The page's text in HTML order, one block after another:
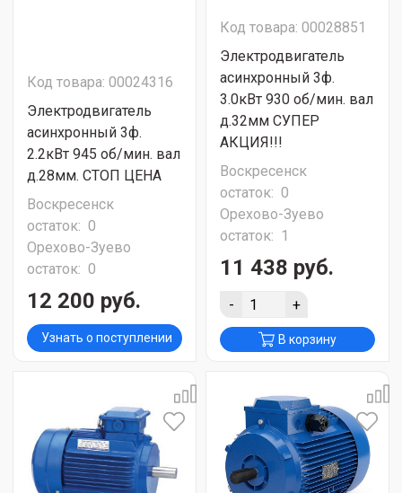
Код товара: 00024316
Электродвигатель
асинхронный 3ф.
2.2кВт 945 об/мин. вал
д.28мм. СТОП ЦЕНА
Воскресенск
остаток: 0
Орехово-Зуево
остаток: 0
12 200 руб.
Узнать о поступлении
Код товара: 00028851
Электродвигатель
асинхронный 3ф.
3.0кВт 930 об/мин. вал
д.32мм СУПЕР
АКЦИЯ!!!
Воскресенск
остаток: 0
Орехово-Зуево
остаток: 1
11 438 руб.
- +
В корзину